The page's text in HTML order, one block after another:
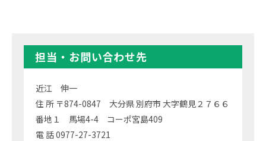
担当・お問い合わせ先
近江 伸一
住 所 〒874-0847 大分県 別府市 大字鶴見２７６６
番地１ 馬場4-4 コーポ宮島409
電 話 0977-27-3721